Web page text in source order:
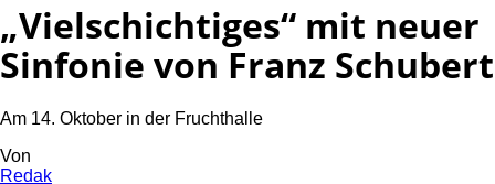
„Vielschichtiges“ mit neuer
Sinfonie von Franz Schubert
Am 14. Oktober in der Fruchthalle
Von
Redak